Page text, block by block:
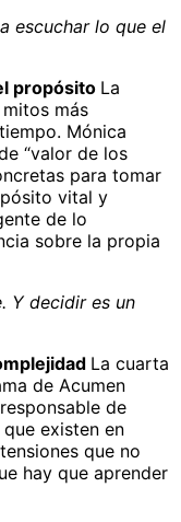
escuchar lo que el
propósito La
más
Mónica
“valor de los
para tomar
vital y
de lo
sobre la propia
Y decidir es un
La cuarta
de Acumen
de
existen en
que no
hay que aprender